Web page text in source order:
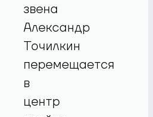
звена
Александр
Точилкин
перемещается
в
центр